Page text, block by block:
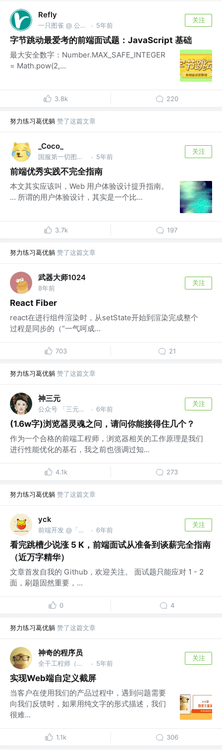
Refly
一只图雀 @ 公众号「图雀社区」 · 5年前
关注
字节跳动最爱考的前端面试题：JavaScript 基础
最大安全数字：Number.MAX_SAFE_INTEGER
= Math.pow(2,...
3.8k 220
努力练习葛优躺 赞了这篇文章
_Coco_
国服第一切图仔 @Shopee · 5年前
关注
前端优秀实践不完全指南
本文其实应该叫，Web 用户体验设计提升指南。
... 所谓的用户体验设计，其实是一个比...
3.7k 197
努力练习葛优躺 赞了这篇文章
武器大师1024
8年前
关注
React Fiber
react在进行组件渲染时，从setState开始到渲染完成整个
过程是同步的（“一气呵成...
703 21
努力练习葛优躺 赞了这篇文章
神三元
公众号 「三元同学」 @字节跳动 · 6年前
关注
(1.6w字)浏览器灵魂之问，请问你能接得住几个？
作为一个合格的前端工程师，浏览器相关的工作原理是我们
进行性能优化的基石，我之前也强调过知...
4.1k 273
努力练习葛优躺 赞了这篇文章
yck
前端开发 @「前端真好玩」公众号作者 · 6年前
关注
看完跳槽少说涨 5 K，前端面试从准备到谈薪完全指南
（近万字精华）
文章首发自我的 Github，欢迎关注。 面试题只能应对 1 - 2
面，刷题固然重要，...
0 4
努力练习葛优躺 赞了这篇文章
神奇的程序员
全干工程师（主前端，副后端） @某上市公司 · 5年前
关注
实现Web端自定义截屏
当客户在使用我们的产品过程中，遇到问题需要
向我们反馈时，如果用纯文字的形式描述，我们
很难...
1.1k 306